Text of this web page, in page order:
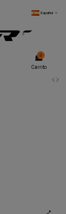
Español
0
Carrito